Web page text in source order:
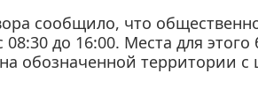
сообщило, что
до 16:00. Места для
обозначенной территории